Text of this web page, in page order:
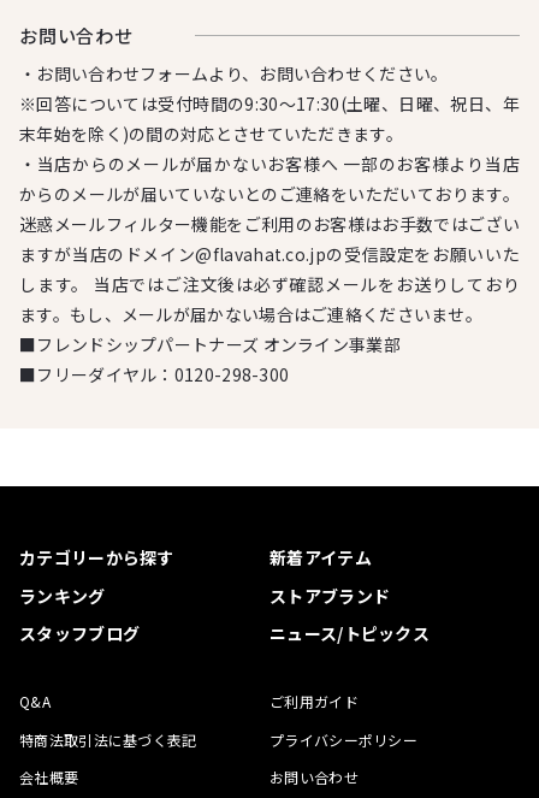
お問い合わせ
・お問い合わせフォームより、お問い合わせください。
※回答については受付時間の9:30～17:30(土曜、日曜、祝日、年
末年始を除く)の間の対応とさせていただきます。
・当店からのメールが届かないお客様へ 一部のお客様より当店
からのメールが届いていないとのご連絡をいただいております。
迷惑メールフィルター機能をご利用のお客様はお手数ではござい
ますが当店のドメイン@flavahat.co.jpの受信設定をお願いいた
します。 当店ではご注文後は必ず確認メールをお送りしており
ます。もし、メールが届かない場合はご連絡くださいませ。
■フレンドシップパートナーズ オンライン事業部
■フリーダイヤル： 0120-298-300
カテゴリーから探す
新着アイテム
ランキング
ストアブランド
スタッフブログ
ニュース/トピックス
Q&A
ご利用ガイド
特商法取引法に基づく表記
プライバシーポリシー
会社概要
お問い合わせ